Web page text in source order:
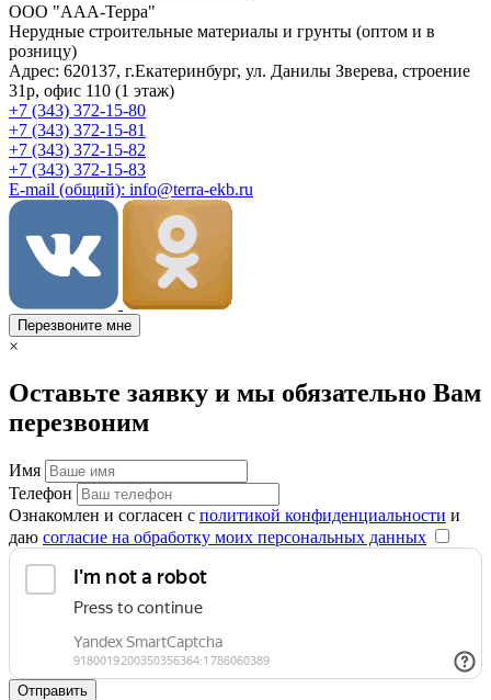
ООО "ААА-Терра"
Нерудные строительные материалы и грунты (оптом и в
розницу)
Адрес: 620137, г.Екатеринбург, ул. Данилы Зверева, строение
31р, офис 110 (1 этаж)
+7 (343) 372-15-80
+7 (343) 372-15-81
+7 (343) 372-15-82
+7 (343) 372-15-83
E-mail (общий): info@terra-ekb.ru
Перезвоните мне
×
Оставьте заявку и мы обязательно Вам
перезвоним
Имя
Телефон
Ознакомлен и согласен с политикой конфиденциальности и
даю согласие на обработку моих персональных данных
Отправить